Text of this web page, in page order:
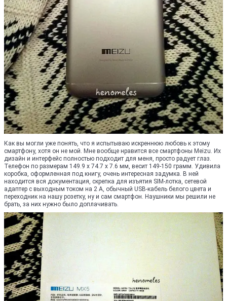
Как вы могли уже понять, что я испытываю искреннюю любовь к этому
смартфону, хотя он не мой. Мне вообще нравится все смартфоны Meizu. Их
дизайн и интерфейс полностью подходит для меня, просто радует глаз.
Телефон по размерам 149.9 x 74.7 x 7.6 мм, весит 149-150 грамм. Удивила
коробка, оформленная под книгу, очень интересная задумка. В ней
находится вся документация, скрепка для изъятия SIM-лотка, сетевой
адаптер с выходным током на 2 А, обычный USB-кабель белого цвета и
переходник на нашу розетку, ну и сам смартфон. Наушники мы решили не
брать, за них нужно было доплачивать.